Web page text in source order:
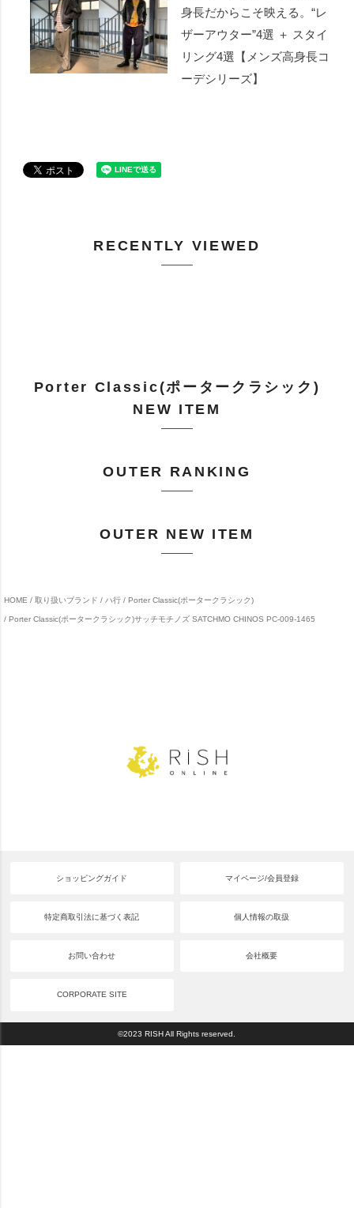
身長だからこそ映える。“レ
ザーアウター”4選 ＋ スタイ
リング4選【メンズ高身長コ
ーデシリーズ】
RECENTLY VIEWED
Porter Classic(ポータークラシック)
NEW ITEM
OUTER RANKING
OUTER NEW ITEM
HOME 取り扱いブランド ハ行 Porter Classic(ポータークラシック)
Porter Classic(ポータークラシック)サッチモチノズ SATCHMO CHINOS PC-009-1465
ショッピングガイド マイページ/会員登録
特定商取引法に基づく表記 個人情報の取扱
お問い合わせ 会社概要
CORPORATE SITE
©2023 RISH All Rights reserved.